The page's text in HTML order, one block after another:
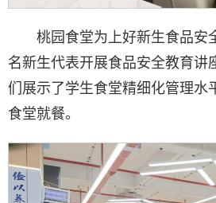
桃园食堂为上好新生食品安
名新生代表开展食品安全教育讲
们展示了学生食堂精细化管理水
食堂就餐。